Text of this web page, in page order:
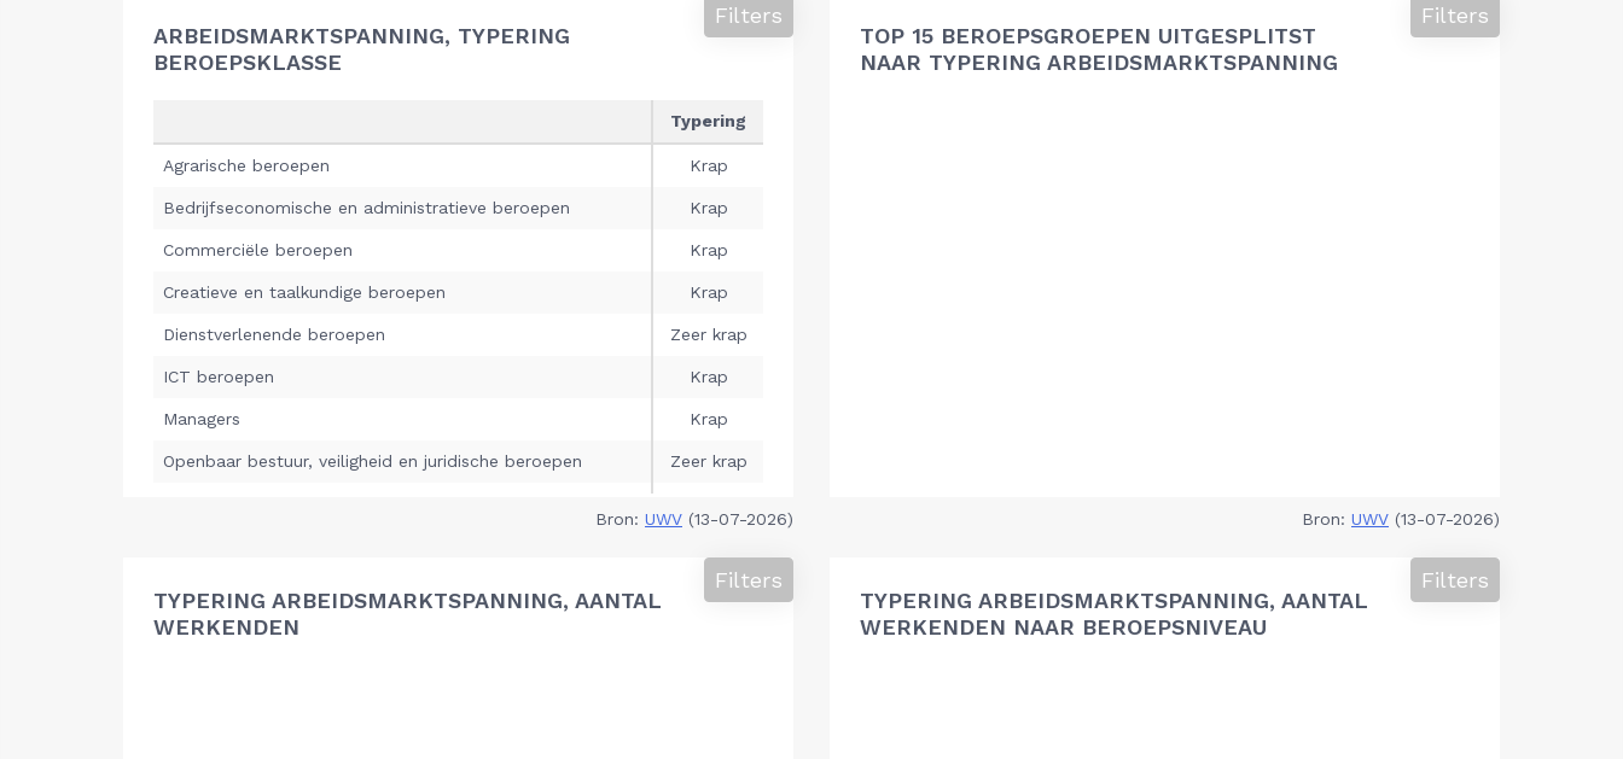
ARBEIDSMARKTSPANNING, TYPERING
BEROEPSKLASSE
Filters
Bron: UWV (13-07-2026)
TOP 15 BEROEPSGROEPEN UITGESPLITST
NAAR TYPERING ARBEIDSMARKTSPANNING
Filters
Bron: UWV (13-07-2026)
TYPERING ARBEIDSMARKTSPANNING, AANTAL
WERKENDEN
Filters
TYPERING ARBEIDSMARKTSPANNING, AANTAL
WERKENDEN NAAR BEROEPSNIVEAU
Filters